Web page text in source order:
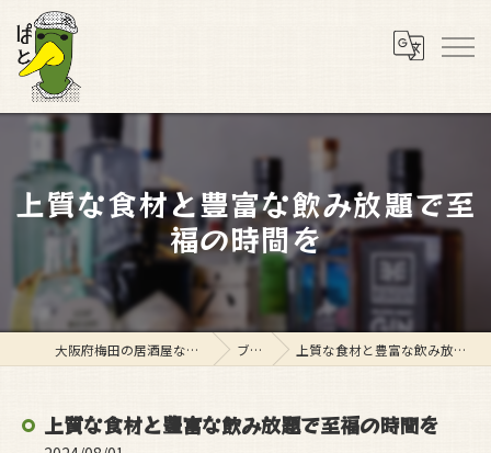
上質な食材と豊富な飲み放題で至
福の時間を
大阪府梅田の居酒屋ならスタンド ぱと ブログ 上質な食材と豊富な飲み放題で至福の時間を
上質な食材と豊富な飲み放題で至福の時間を